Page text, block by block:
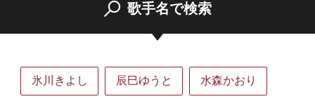
歌手名で検索
氷川きよし 辰巳ゆうと 水森かおり